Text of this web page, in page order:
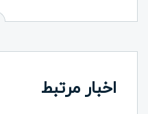
اخبار مرتبط